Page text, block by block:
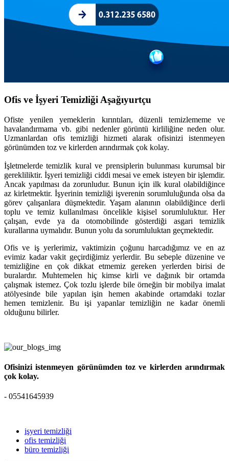
Ofis ve İşyeri Temizliği Aşağıyurtçu
Ofiste yenilen yemeklerin kırıntıları, düzenli temizlememe ve
havalandırmama vb. gibi nedenler görüntü kirliliğine neden olur.
Uzmanlardan ofis temizliği hizmeti alarak ofisinizi istenmeyen
görünümden toz ve kirlerden arındırmak çok kolay.
İşletmelerde temizlik kural ve prensiplerin bulunması kurumsal bir
gerekliliktir. İşyeri temizliği ciddi mesai ve emek isteyen bir işlemdir.
Ancak yapılması da zorunludur. Bunun için ilk kural olabildiğince
az kirletmektir. İşyerinin temizliği işverenin sorumluluğunda olsa da
görev çalışanlara düşmektedir. Yaşam alanının olabildiğince derli
toplu ve temiz kullanılması öncelikle kişisel sorumluluktur. Her
çalışan, evde ya da otomobilinde gösterdiği asgari temizlik
kurallarına uymalıdır. Bunun yolu da sorumluluktan geçmektedir.
Ofis ve iş yerlerimiz, vaktimizin çoğunu harcadığımız ve en az
evimiz kadar vakit geçirdiğimiz yerlerdir. Bu sebeple düzenine ve
temizliğine en çok dikkat etmemiz gereken yerlerden birisi de
buralardır. Muhtemelen hiç kimse kirli ve dağınık bir ortamda
çalışmak istemez. Çok tozlu işlerde bile örneğin bir mobilya imalat
atölyesinde bile yapılan işin hemen akabinde ortamdaki tozlar
hemen temizlenir. Bu işi yapanlar temizliğin ne kadar önemli
olduğunu bilirler.
Ofisinizi istenmeyen görünümden toz ve kirlerden arındırmak
çok kolay.
- 05541645939
işyeri temizliği
ofis temizliği
büro temizliği